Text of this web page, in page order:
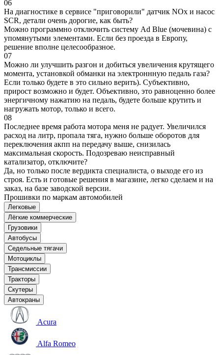
06
На диагностике в сервисе "приговорили" датчик NOx и насос
SCR, детали очень дорогие, как быть?
Можно программно отключить систему Ad Blue (мочевина) с
упомянутыми элементами. Если без проезда в Европу,
решение вполне целесообразное.
07
Можно ли улучшить разгон и добиться увеличения крутящего
момента, установкой обманки на электроннную педаль газа?
Если только будете в это сильно верить). Субъективно,
прирост возможно и будет. Объективно, это равноценно более
энергичному нажатию на педаль, будете больше крутить и
нагружать мотор, только и всего.
08
Последнее время работа мотора меня не радует. Увеличился
расход на литр, пропала тяга, нужно больше оборотов для
переключения акпп на передачу выше, снизилась
максимальная скорость. Подозреваю неисправный
катализатор, отключите?
Да, но только после вердикта специалиста, о выходе его из
строя. Есть и готовые решения в магазине, легко сделаем и на
заказ, на базе заводской версии.
Прошивки по маркам автомобилей
Легковые
Лёгкие коммерческие
Грузовики
Автобусы
Седельные тягачи
Мотоциклы
Трансмиссии
Тракторы
Скутеры
Автокраны
Acura
Alfa Romeo